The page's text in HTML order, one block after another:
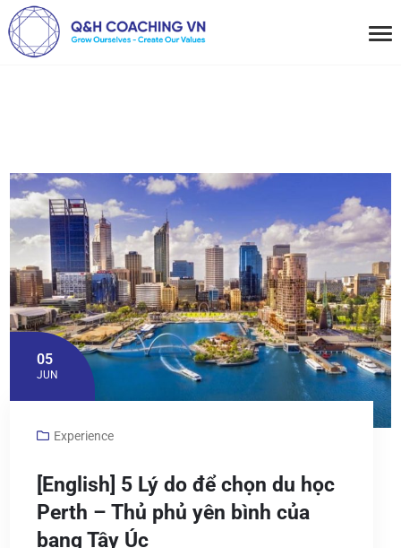
05
JUN
Experience
[English] 5 Lý do để chọn du học
Perth – Thủ phủ yên bình của
bang Tây Úc